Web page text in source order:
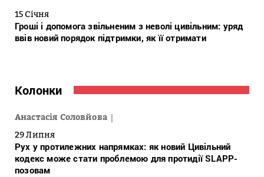
15 Січня
Гроші і допомога звільненим з неволі цивільним: уряд
ввів новий порядок підтримки, як її отримати
Колонки
Анастасія Соловйова
29 Липня
Рух у протилежних напрямках: як новий Цивільний
кодекс може стати проблемою для протидії SLAPP-
позовам